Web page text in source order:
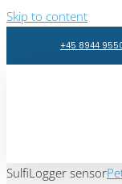
Skip to content
+45 8944
SulfiLogger sensor